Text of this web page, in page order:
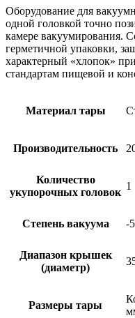
Оборудование для
одной головкой точно
камере вакуумирования.
герметичной упаковки,
характерный «хлопок»
стандартам пищевой и
Материал тары
Производительность
Количество
укупорочных головок
1
Степень вакуума -
Диапазон крышек
(диаметр)
Размеры тары